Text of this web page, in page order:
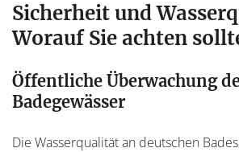
Sicherheit und
Worauf Sie achten
Öffentliche Überwachung
Badegewässer
Die Wasserqualität an deutschen